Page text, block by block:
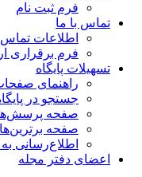
فرم ثبت نام
تماس با ما
اطلاعات تماس
فرم برقراری
تسهیلات پایگاه
راهنمای
جستجو در
صفحه
صفحه
اطلاع‌رسانی
اعضای دفتر مجله